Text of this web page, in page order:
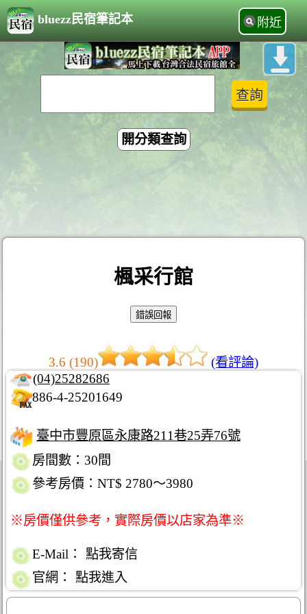
bluezz民宿筆記本 附近
開分類查詢
楓采行館
3.6 (190)
(看評論)
(04)25282686
886-4-25201649
臺中市豐原區永康路211巷25弄76號
房間數：30間
參考房價：NT$ 2780～3980
※房價僅供參考，實際房價以店家為準※
E-Mail：
點我寄信
官網：
點我進入